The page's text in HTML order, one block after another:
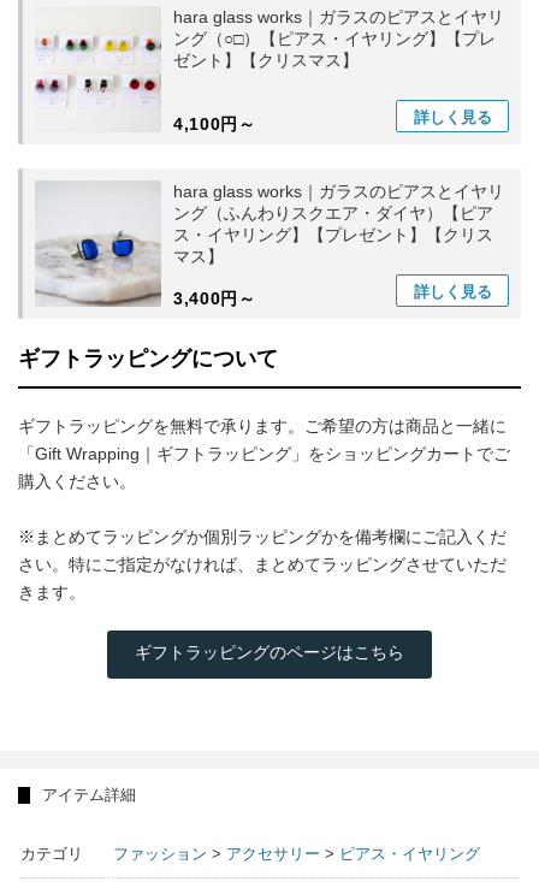
hara glass works｜ガラスのピアスとイヤリ
ング（○□）【ピアス・イヤリング】【プレ
ゼント】【クリスマス】
4,100円～ 詳しく 見る
hara glass works｜ガラスのピアスとイヤリ
ング（ふんわりスクエア・ダイヤ）【ピア
ス・イヤリング】【プレゼント】【クリス
マス】
3,400円～ 詳しく 見る
ギフトラッピングについて
ギフトラッピングを無料で承ります。ご希望の方は商品と一緒に
「Gift Wrapping｜ギフトラッピング」をショッピングカートでご
購入ください。
※まとめてラッピングか個別ラッピングかを備考欄にご記入くだ
さい。特にご指定がなければ、まとめてラッピングさせていただ
きます。
ギフトラッピングのページはこちら
アイテム詳細
カテゴリ ファッション > アクセサリー > ピアス・イヤリング